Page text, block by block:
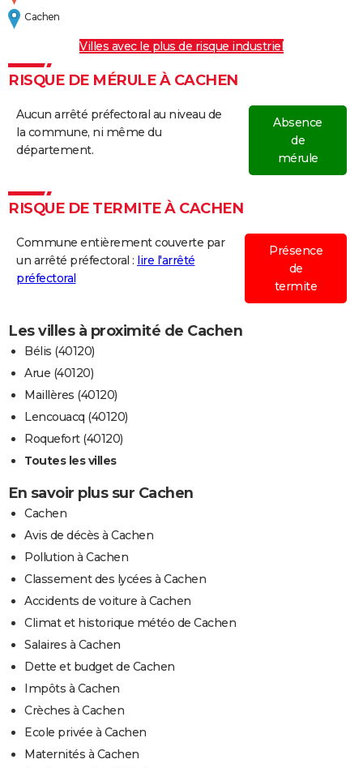
Cachen
Villes avec le plus de risque industriel
RISQUE DE MÉRULE À CACHEN
Aucun arrêté préfectoral au niveau de
la commune, ni même du
département.
Absence
de
mérule
RISQUE DE TERMITE À CACHEN
Commune entièrement couverte par
un arrêté préfectoral : lire l'arrêté
préfectoral
Présence
de
termite
Les villes à proximité de Cachen
Bélis (40120)
Arue (40120)
Maillères (40120)
Lencouacq (40120)
Roquefort (40120)
Toutes les villes
En savoir plus sur Cachen
Cachen
Avis de décès à Cachen
Pollution à Cachen
Classement des lycées à Cachen
Accidents de voiture à Cachen
Climat et historique météo de Cachen
Salaires à Cachen
Dette et budget de Cachen
Impôts à Cachen
Crèches à Cachen
Ecole privée à Cachen
Maternités à Cachen